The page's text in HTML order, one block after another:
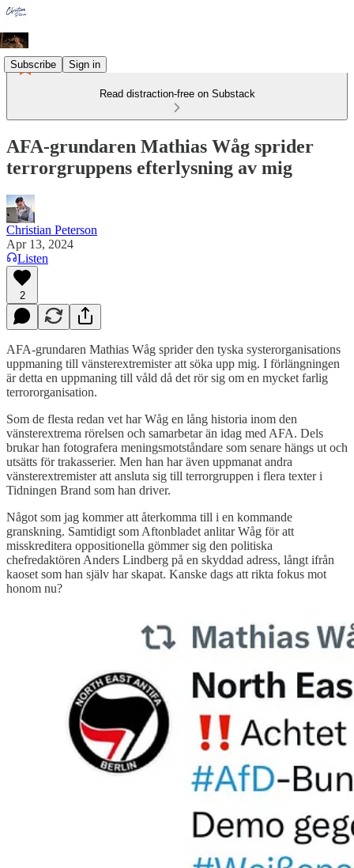
Subscribe Sign in
Read distraction-free on Substack
AFA-grundaren Mathias Wåg sprider
terrorgruppens efterlysning av mig
Christian Peterson
Apr 13, 2024
Listen
2
AFA-grundaren Mathias Wåg sprider den tyska systerorganisations
uppmaning till vänsterextremister att söka upp mig. I förlängningen
är detta en uppmaning till våld då det rör sig om en mycket farlig
terrororganisation.
Som de flesta redan vet har Wåg en lång historia inom den
vänsterextrema rörelsen och samarbetar än idag med AFA. Dels
brukar han fotografera meningsmotståndare som senare hängs ut och
utsätts för trakasserier. Men han har även uppmanat andra
vänsterextremister att ansluta sig till terrorgruppen i flera texter i
Tidningen Brand som han driver.
Något som jag kommer att återkomma till i en kommande
granskning. Samtidigt som Aftonbladet anlitar Wåg för att
misskreditera oppositionella gömmer sig den politiska
chefredaktören Anders Lindberg på en skyddad adress, långt ifrån
kaoset som han själv har skapat. Kanske dags att rikta fokus mot
honom nu?